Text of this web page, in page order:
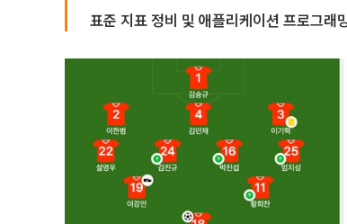
표준 지표 정비 및 애플리케이션 프로그래